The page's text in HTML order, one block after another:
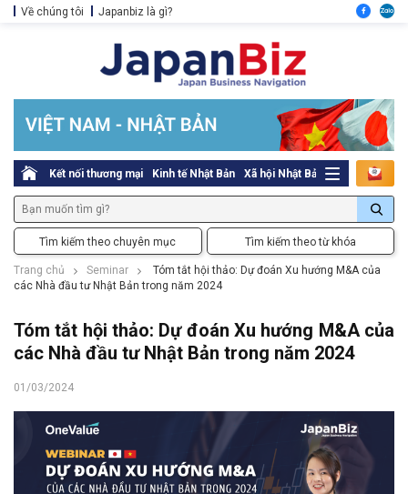
Về chúng tôi Japanbiz là gì?
Kết nối thương mại Kinh tế Nhật Bản Xã hội Nhật Bản Thủ tục pháp
Tìm kiếm theo chuyên mục Tìm kiếm theo từ khóa
Trang chủ Seminar
Tóm tắt hội thảo: Dự đoán Xu hướng M&A của
các Nhà đầu tư Nhật Bản trong năm 2024
Tóm tắt hội thảo: Dự đoán Xu hướng M&A của
các Nhà đầu tư Nhật Bản trong năm 2024
01/03/2024